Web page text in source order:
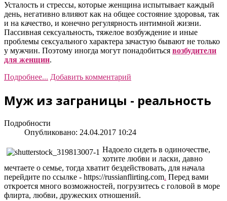
Усталость и стрессы, которые женщина испытывает каждый
день, негативно влияют как на общее состояние здоровья, так
и на качество, и конечно регулярность интимной жизни.
Пассивная сексуальность, тяжелое возбуждение и иные
проблемы сексуального характера зачастую бывают не только
у мужчин. Поэтому иногда могут понадобиться возбудители
для женщин.
Подробнее... Добавить комментарий
Муж из заграницы - реальность
Подробности
Опубликовано: 24.04.2017 10:24
Надоело сидеть в одиночестве,
хотите любви и ласки, давно
мечтаете о семье, тогда хватит бездействовать, для начала
перейдите по ссылке - https://russianflirting.com. Перед вами
откроется много возможностей, погрузитесь с головой в море
флирта, любви, дружеских отношений.